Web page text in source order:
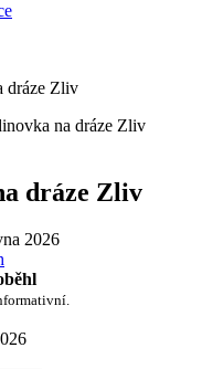
dráze Zliv
na dráze Zliv
dráze Zliv
2026